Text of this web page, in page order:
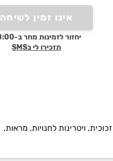
אינו זמין לשיחה
יחזור לזמינות מחר ב-08:00
תזכירו לי בSMS
ויטרינות לחנויות, מראות,